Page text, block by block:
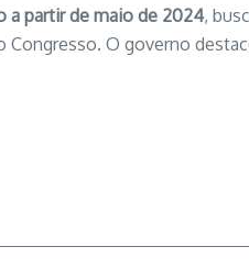
a partir de maio de 2024,
O governo